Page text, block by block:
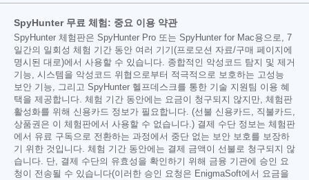
SpyHunter 무료 체험: 중요 이용 약관
SpyHunter 체험판은 SpyHunter Pro 또는 SpyHunter for Mac용으로, 7
일간의 일회성 체험 기간 동안 여러 기기(프로모션 자료/구매 페이지에
명시된 대로)에서 사용할 수 있습니다. 종합적인 악성코드 탐지 및 제거
기능, 시스템을 악성코드 위협으로부터 적극적으로 보호하는 고성능
보안 기능, 그리고 SpyHunter 헬프데스크를 통한 기술 지원팀 이용 혜
택을 제공합니다. 체험 기간 동안에는 요금이 청구되지 않지만, 체험판
활성화를 위해 신용카드 정보가 필요합니다. (선불 신용카드, 직불카드,
상품권은 이 체험판에서 사용할 수 없습니다.) 결제 수단 정보는 체험판
에서 유료 구독으로 전환하는 과정에서 중단 없는 보안 보호를 보장하
기 위한 것입니다. 체험 기간 동안에는 결제 금액이 선불로 청구되지 않
습니다. 단, 결제 수단의 유효성을 확인하기 위해 금융 기관에 승인 요
청이 전송될 수 있습니다(이러한 승인 요청은 EnigmaSoft에서 요금을